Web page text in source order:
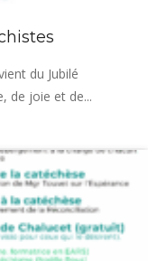
du Jubilé
de joie et de...